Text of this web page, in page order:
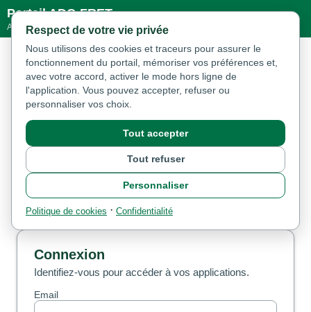
Portail ADC-FRET
Accès aux applications métier
Connexion
Identifiez-vous pour accéder à vos applications.
Email
Respect de votre vie privée
Nous utilisons des cookies et traceurs pour assurer le
fonctionnement du portail, mémoriser vos préférences et,
avec votre accord, activer le mode hors ligne de
l'application. Vous pouvez accepter, refuser ou
personnaliser vos choix.
Tout accepter
Tout refuser
Personnaliser
Politique de cookies · Confidentialité